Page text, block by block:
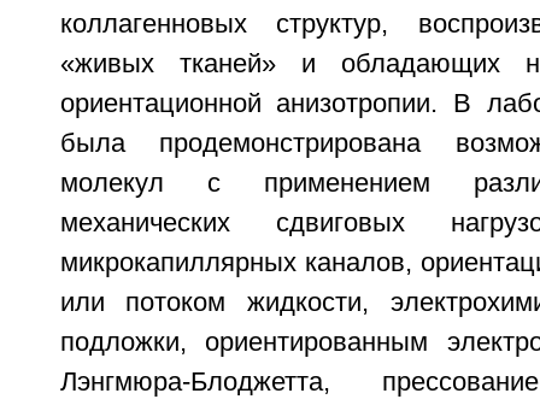
коллагенновых структур,
«живых тканей» и обладающих
ориентационной анизотропии. В
была продемонстрирована
молекул с применением
механических сдвиговых
микрокапиллярных каналов,
или потоком жидкости,
подложки, ориентированным
Лэнгмюра-Блоджетта,